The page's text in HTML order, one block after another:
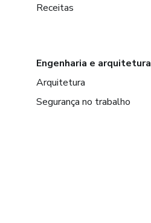
Receitas
Engenharia e arquitetura
Arquitetura
Segurança no trabalho